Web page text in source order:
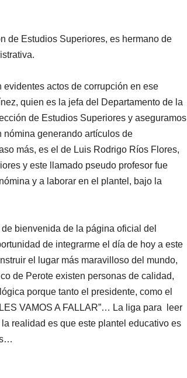
de Estudios Superiores, es hermano de
actos de corrupción en ese
quien es la jefa del Departamento de la
de Estudios Superiores y aseguramos
nómina generando artículos de
más, es el de Luis Rodrigo Ríos Flores,
y este llamado pseudo profesor fue
y a laborar en el plantel, bajo la
bienvenida de la página oficial del
de integrarme el día de hoy a este
el lugar más maravilloso del mundo,
de Perote existen personas de calidad,
porque tanto el presidente, como el
VAMOS A FALLAR”… La liga para leer
realidad es que este plantel educativo es